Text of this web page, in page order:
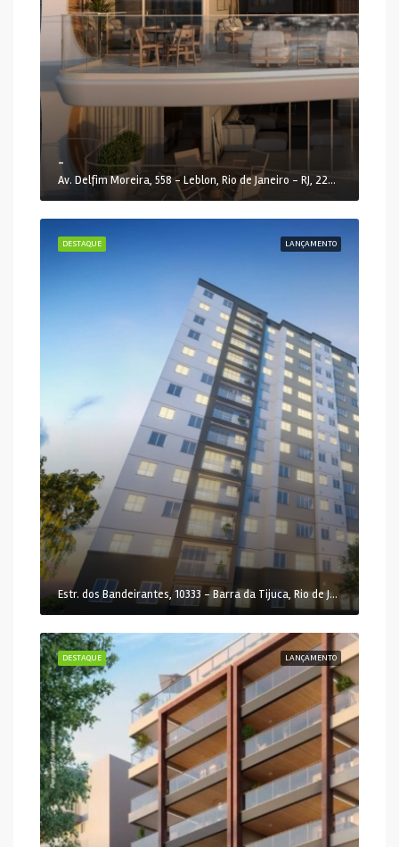
-
Av. Delfim Moreira, 558 - Leblon, Rio de Janeiro - RJ, 22441-000, Brasil
LANÇAMENTO
DESTAQUE
Estr. dos Bandeirantes, 10333 - Barra da Tijuca, Rio de Janeiro - RJ, 22783-115, Brasil
LANÇAMENTO
DESTAQUE